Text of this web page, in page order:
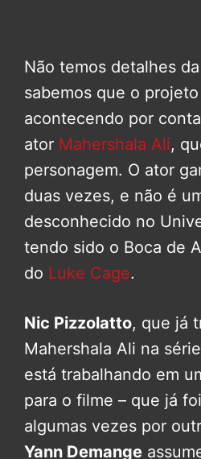
Não temos detalhes
sabemos que o
acontecendo por
ator Mahershala Ali,
personagem. O ator
duas vezes, e não é
desconhecido no
tendo sido o Boca de
do Luke Cage.
Nic Pizzolatto, que já
Mahershala Ali na série
está trabalhando em
para o filme – que já
algumas vezes por
Yann Demange